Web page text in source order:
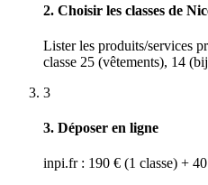
2. Choisir les classes de
Lister les produits/services
classe 25 (vêtements), 14
3
3. Déposer en ligne
inpi.fr : 190 € (1 classe) +